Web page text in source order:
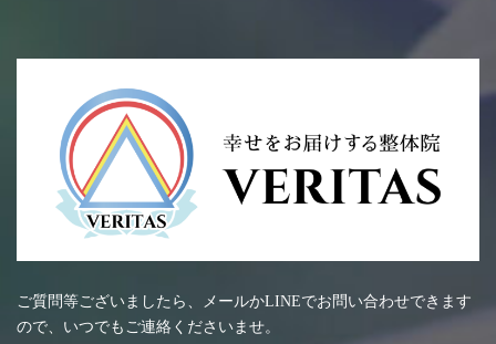
ご質問等ございましたら、メールかLINEでお問い合わせできます
ので、いつでもご連絡くださいませ。